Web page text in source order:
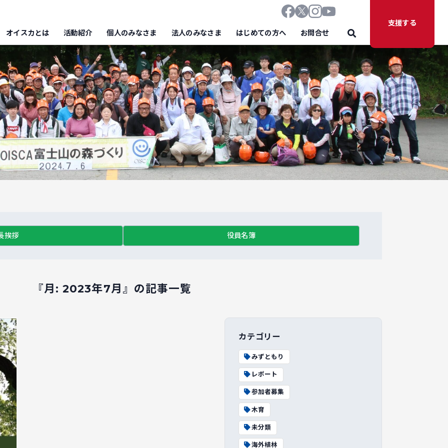
オイスカとは 活動紹介 個人のみなさま 法人のみなさま はじめての方へ お問合せ
支援する
挨拶 役員名簿
『月:2023年7月 』の記事一覧
カテゴリー
みずともり
レポート
参加者募集
木育
未分類
海外植林